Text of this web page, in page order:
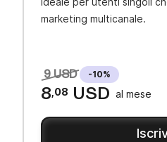
marketing multicanale.
9 USD -10%
8 ,08 USD al mese